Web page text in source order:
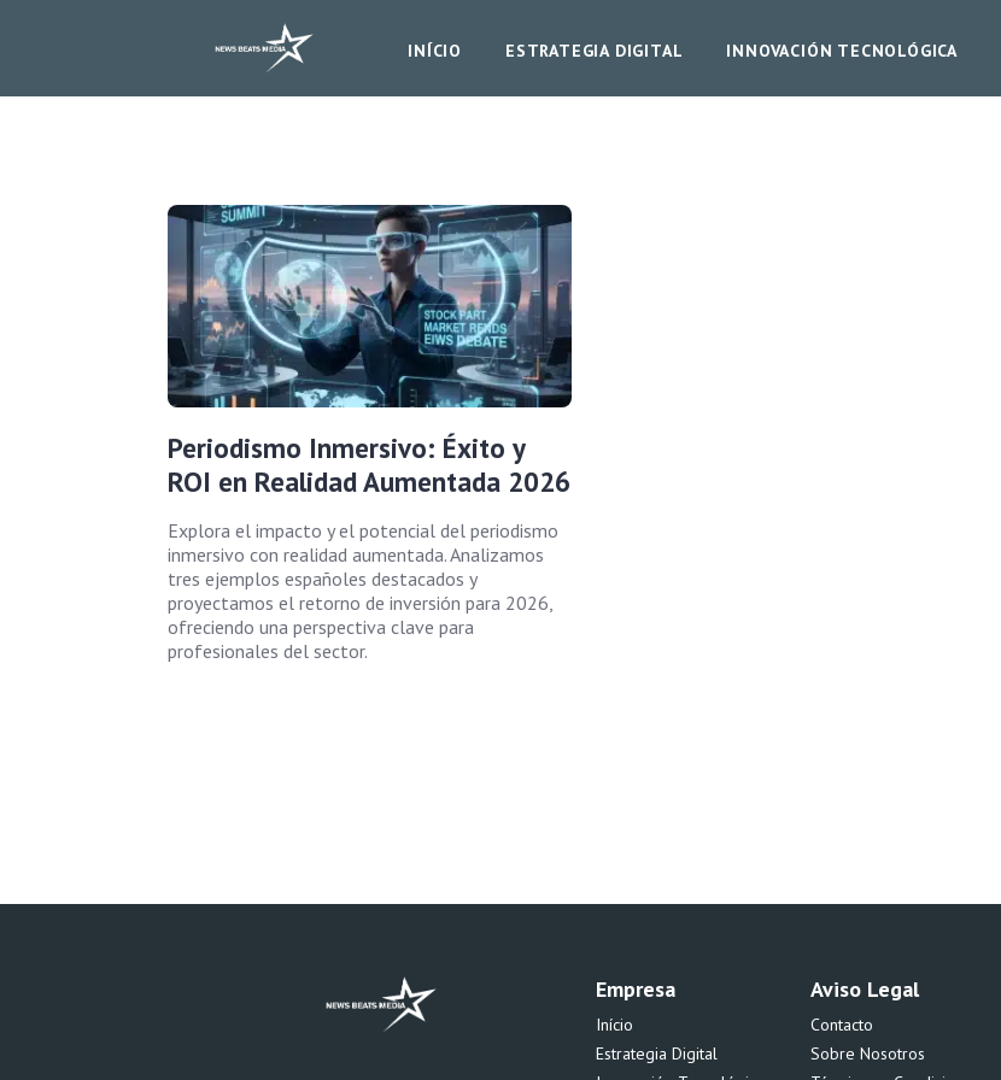
INÍCIO ESTRATEGIA DIGITAL INNOVACIÓN TECNOLÓGICA
Periodismo Inmersivo: Éxito y
ROI en Realidad Aumentada 2026
Explora el impacto y el potencial del periodismo
inmersivo con realidad aumentada. Analizamos
tres ejemplos españoles destacados y
proyectamos el retorno de inversión para 2026,
ofreciendo una perspectiva clave para
profesionales del sector.
Empresa
Início
Estrategia Digital
Aviso Legal
Contacto
Sobre Nosotros